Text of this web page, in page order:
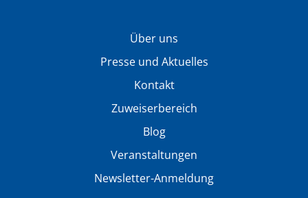
Über uns
Presse und Aktuelles
Kontakt
Zuweiserbereich
Blog
Veranstaltungen
Newsletter-Anmeldung